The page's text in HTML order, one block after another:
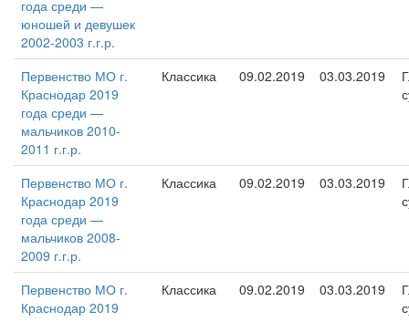
года среди —
юношей и девушек
2002-2003 г.г.р.
Первенство МО г.
Краснодар 2019
года среди —
мальчиков 2010-
2011 г.г.р.
Классика 09.02.2019 03.03.2019
Первенство МО г.
Краснодар 2019
года среди —
мальчиков 2008-
2009 г.г.р.
Классика 09.02.2019 03.03.2019
Первенство МО г.
Краснодар 2019
Классика 09.02.2019 03.03.2019